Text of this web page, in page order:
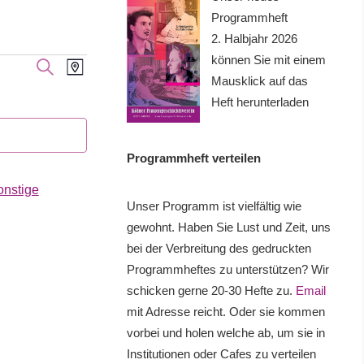
Veranstaltungen
Ansichten,
Navigation
SUCHEVeranstaltung
Ansichten-
Navigation
KARTE
Programmheft
2. Halbjahr 2026
können Sie mit einem
Mausklick auf das
Heft herunterladen
Programmheft verteilen
Unser Programm ist vielfältig wie
gewohnt. Haben Sie Lust und Zeit, uns
bei der Verbreitung des gedruckten
Programmheftes zu unterstützen? Wir
schicken gerne 20-30 Hefte zu. Email
mit Adresse reicht. Oder sie kommen
vorbei und holen welche ab, um sie in
Institutionen oder Cafes zu verteilen